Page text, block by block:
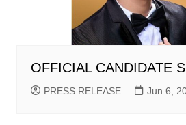
OFFICIAL CANDIDATE
PRESS RELEASE Jun 6,